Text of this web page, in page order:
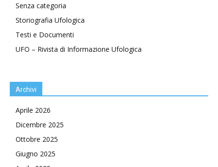
Senza categoria
Storiografia Ufologica
Testi e Documenti
UFO – Rivista di Informazione Ufologica
Archivi
Aprile 2026
Dicembre 2025
Ottobre 2025
Giugno 2025